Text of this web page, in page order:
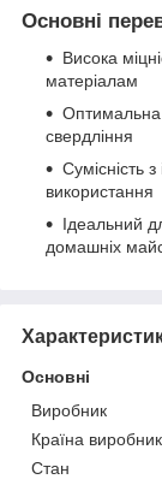
Основні
Висока
матеріалам
свердління
Сумісність
використання
Ідеальний
домашніх
Основні
Виробник
Країна виробник
Стан